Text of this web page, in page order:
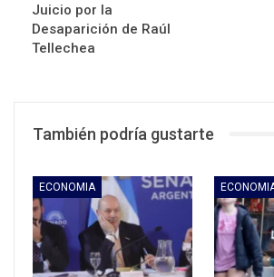
Juicio por la
Desaparición de Raúl
Tellechea
También podría gustarte
ECONOMIA